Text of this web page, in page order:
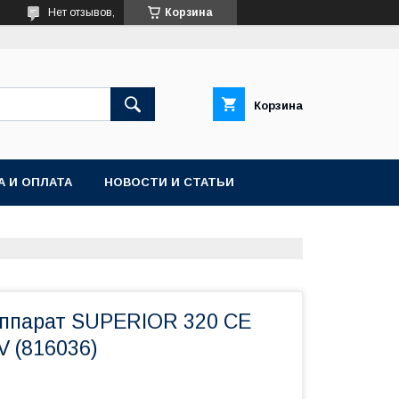
Корзина
Нет отзывов,
Корзина
И ОПЛАТА НОВОСТИ И СТАТЬИ
SUPERIOR 320 CE
(816036)